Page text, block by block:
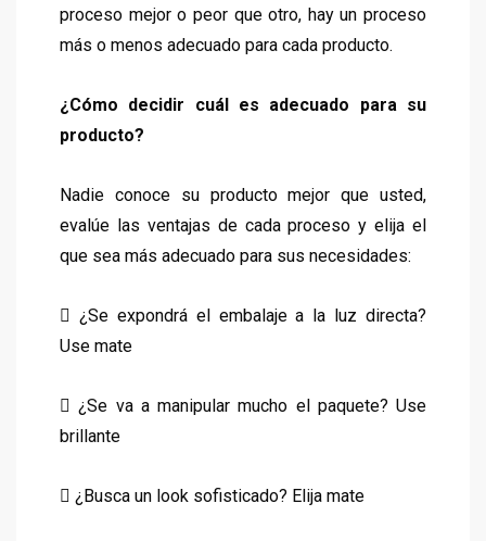
proceso mejor o peor que otro, hay un proceso
más o menos adecuado para cada producto.
¿Cómo decidir cuál es adecuado para su
producto?
Nadie conoce su producto mejor que usted,
evalúe las ventajas de cada proceso y elija el
que sea más adecuado para sus necesidades:
 ¿Se expondrá el embalaje a la luz directa?
Use mate
 ¿Se va a manipular mucho el paquete? Use
brillante
 ¿Busca un look sofisticado? Elija mate